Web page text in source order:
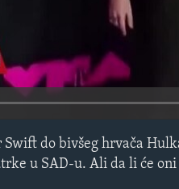
Swift do bivšeg hrvača
u SAD-u. Ali da li će